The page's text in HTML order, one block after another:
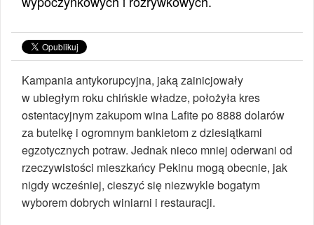
Kampania antykorupcyjna, jaką zainicjowały
w ubiegłym roku chińskie władze, położyła kres
ostentacyjnym zakupom wina Lafite po 8888 dolarów
za butelkę i ogromnym bankietom z dziesiątkami
egzotycznych potraw. Jednak nieco mniej oderwani od
rzeczywistości mieszkańcy Pekinu mogą obecnie, jak
nigdy wcześniej, cieszyć się niezwykle bogatym
wyborem dobrych winiarni i restauracji.